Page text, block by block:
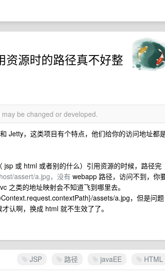
资源时的路径真不好整
be changed or developed.
Jetty，这类项目有个特点，他们给你的访问地址都
或 html 或者别的什么）引用资源的时候，路径完
assert/a.jpg，没有 webapp 路径，访问不到，你
之类的地址映射会不知道飞到哪里去。
assets/a.jpg，但是问题
认啊，换成 html 就不生效了了。
JSP 路径 javaEE HTML